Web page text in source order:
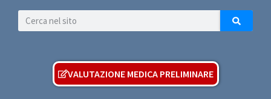
VALUTAZIONE MEDICA PRELIMINARE